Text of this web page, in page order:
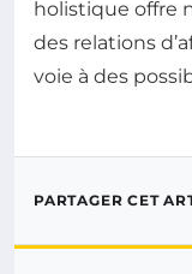
holistique offre
des relations
voie à des
PARTAGER CET